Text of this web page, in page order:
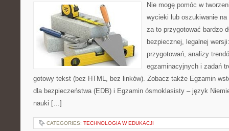
Nie mogę pomóc w
wycieki lub oszukiwanie na
za to przygotować bardzo
bezpiecznej, legalnej
przygotowań, analizy
egzaminacyjnych i zadań
gotowy tekst (bez HTML, bez linków). Zobacz także Egzamin
dla bezpieczeństwa (EDB) i Egzamin ósmoklasisty – język
nauki […]
CATEGORIES: TECHNOLOGIA W EDUKACJI